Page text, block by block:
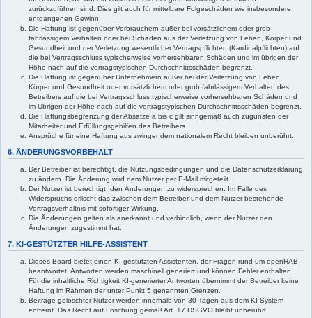
zurückzuführen sind. Dies gilt auch für mittelbare Folgeschäden wie insbesondere
entgangenen Gewinn.
Die Haftung ist gegenüber Verbrauchern außer bei vorsätzlichem oder grob
fahrlässigem Verhalten oder bei Schäden aus der Verletzung von Leben, Körper und
Gesundheit und der Verletzung wesentlicher Vertragspflichten (Kardinalpflichten) auf
die bei Vertragsschluss typischerweise vorhersehbaren Schäden und im übrigen der
Höhe nach auf die vertragstypischen Durchschnittsschäden begrenzt.
Die Haftung ist gegenüber Unternehmern außer bei der Verletzung von Leben,
Körper und Gesundheit oder vorsätzlichem oder grob fahrlässigem Verhalten des
Betreibers auf die bei Vertragsschluss typischerweise vorhersehbaren Schäden und
im Übrigen der Höhe nach auf die vertragstypischen Durchschnittsschäden begrenzt.
Die Haftungsbegrenzung der Absätze a bis c gilt sinngemäß auch zugunsten der
Mitarbeiter und Erfüllungsgehilfen des Betreibers.
Ansprüche für eine Haftung aus zwingendem nationalem Recht bleiben unberührt.
6. ÄNDERUNGSVORBEHALT
Der Betreiber ist berechtigt, die Nutzungsbedingungen und die Datenschutzerklärung
zu ändern. Die Änderung wird dem Nutzer per E-Mail mitgeteilt.
Der Nutzer ist berechtigt, den Änderungen zu widersprechen. Im Falle des
Widerspruchs erlischt das zwischen dem Betreiber und dem Nutzer bestehende
Vertragsverhältnis mit sofortiger Wirkung.
Die Änderungen gelten als anerkannt und verbindlich, wenn der Nutzer den
Änderungen zugestimmt hat.
7. KI-GESTÜTZTER HILFE-ASSISTENT
Dieses Board bietet einen KI-gestützten Assistenten, der Fragen rund um openHAB
beantwortet. Antworten werden maschinell generiert und können Fehler enthalten.
Für die inhaltliche Richtigkeit KI-generierter Antworten übernimmt der Betreiber keine
Haftung im Rahmen der unter Punkt 5 genannten Grenzen.
Beiträge gelöschter Nutzer werden innerhalb von 30 Tagen aus dem KI-System
entfernt. Das Recht auf Löschung gemäß Art. 17 DSGVO bleibt unberührt.